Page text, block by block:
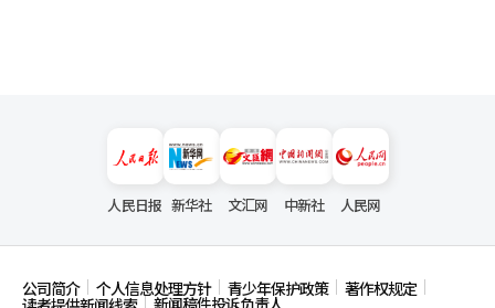
人民日报 新华社 文汇网 中新社 人民网
公司简介 个人信息处理方针 青少年保护政策 著作权规定
新闻稿件投诉负责人